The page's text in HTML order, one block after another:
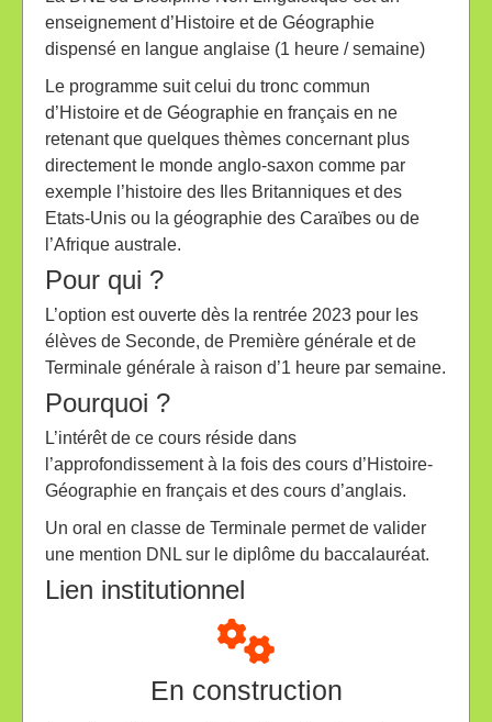
enseignement d’Histoire et de Géographie
dispensé en langue anglaise (1 heure / semaine)
Le programme suit celui du tronc commun
d’Histoire et de Géographie en français en ne
retenant que quelques thèmes concernant plus
directement le monde anglo-saxon comme par
exemple l’histoire des Iles Britanniques et des
Etats-Unis ou la géographie des Caraïbes ou de
l’Afrique australe.
Pour qui ?
L’option est ouverte dès la rentrée 2023 pour les
élèves de Seconde, de Première générale et de
Terminale générale à raison d’1 heure par semaine.
Pourquoi ?
L’intérêt de ce cours réside dans
l’approfondissement à la fois des cours d’Histoire-
Géographie en français et des cours d’anglais.
Un oral en classe de Terminale permet de valider
une mention DNL sur le diplôme du baccalauréat.
Lien institutionnel
En construction